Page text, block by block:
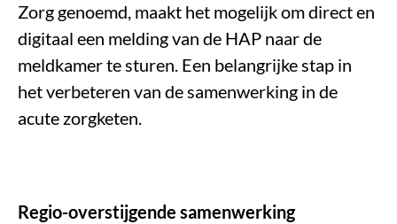
Zorg genoemd, maakt het mogelijk om direct en
digitaal een melding van de HAP naar de
meldkamer te sturen. Een belangrijke stap in
het verbeteren van de samenwerking in de
acute zorgketen.
Regio-overstijgende samenwerking